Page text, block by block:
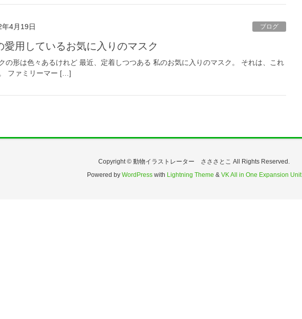
年4月19日 ブログ
の愛用しているお気に入りのマスク
の形は色々あるけれど 最近、定着しつつある 私のお気に入りのマスク。 それは、これ
ファミリーマー […]
Copyright © 動物イラストレーター さささとこ All Rights Reserved.
Powered by WordPresswith Lightning Theme & VK All in One Expansion Unit